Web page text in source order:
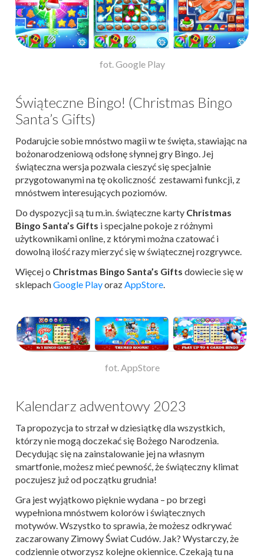
fot. Google Play
Świąteczne Bingo! (Christmas Bingo
Santa’s Gifts)
Podarujcie sobie mnóstwo magii w te święta, stawiając na
bożonarodzeniową odsłonę słynnej gry Bingo. Jej
świąteczna wersja pozwala cieszyć się specjalnie
przygotowanymi na tę okoliczność zestawami funkcji, z
mnóstwem interesujących poziomów.
Do dyspozycji są tu m.in. świąteczne karty Christmas
Bingo Santa’s Gifts i specjalne pokoje z różnymi
użytkownikami online, z którymi można czatować i
dowolną ilość razy mierzyć się w świątecznej rozgrywce.
Więcej o Christmas Bingo Santa’s Gifts dowiecie się w
sklepachGoogle Playoraz AppStore
fot. AppStore
Kalendarz adwentowy 2023
Ta propozycja to strzał w dziesiątkę dla wszystkich,
którzy nie mogą doczekać się Bożego Narodzenia.
Decydując się na zainstalowanie jej na własnym
smartfonie, możesz mieć pewność, że świąteczny klimat
poczujesz już od początku grudnia!
Gra jest wyjątkowo pięknie wydana – po brzegi
wypełniona mnóstwem kolorów i świątecznych
motywów. Wszystko to sprawia, że możesz odkrywać
zaczarowany Zimowy Świat Cudów. Jak? Wystarczy, że
codziennie otworzysz kolejne okiennice. Czekają tu na